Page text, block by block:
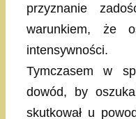
przyznanie
warunkiem, że
intensywności.
Tymczasem w
dowód, by
skutkował u